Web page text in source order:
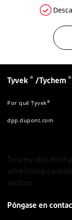
Tyvek ® /Tychem ®
Por qué Tyvek®
dpp.dupont.com
To view this
advertising
section.
Póngase en